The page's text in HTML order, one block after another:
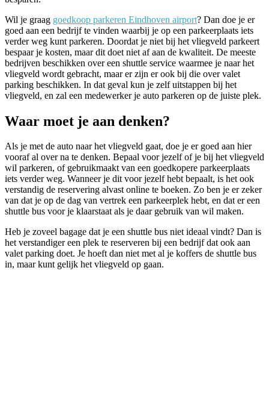
Wil je graag goedkoop parkeren Eindhoven airport? Dan doe je er
goed aan een bedrijf te vinden waarbij je op een parkeerplaats iets
verder weg kunt parkeren. Doordat je niet bij het vliegveld parkeert
bespaar je kosten, maar dit doet niet af aan de kwaliteit. De meeste
bedrijven beschikken over een shuttle service waarmee je naar het
vliegveld wordt gebracht, maar er zijn er ook bij die over valet
parking beschikken. In dat geval kun je zelf uitstappen bij het
vliegveld, en zal een medewerker je auto parkeren op de juiste plek.
Waar moet je aan denken?
Als je met de auto naar het vliegveld gaat, doe je er goed aan hier
vooraf al over na te denken. Bepaal voor jezelf of je bij het vliegveld
wil parkeren, of gebruikmaakt van een goedkopere parkeerplaats
iets verder weg. Wanneer je dit voor jezelf hebt bepaalt, is het ook
verstandig de reservering alvast online te boeken. Zo ben je er zeker
van dat je op de dag van vertrek een parkeerplek hebt, en dat er een
shuttle bus voor je klaarstaat als je daar gebruik van wil maken.
Heb je zoveel bagage dat je een shuttle bus niet ideaal vindt? Dan is
het verstandiger een plek te reserveren bij een bedrijf dat ook aan
valet parking doet. Je hoeft dan niet met al je koffers de shuttle bus
in, maar kunt gelijk het vliegveld op gaan.